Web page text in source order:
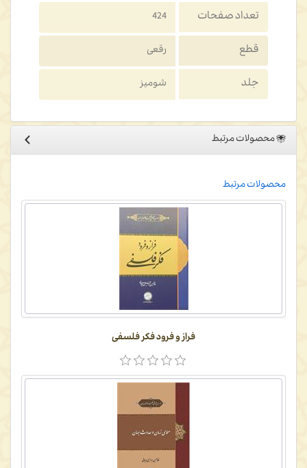
تعداد صفحات 424
قطع رقعی
جلد شومیز
محصولات مرتبط
محصولات مرتبط
فراز و فرود فکر فلسفی